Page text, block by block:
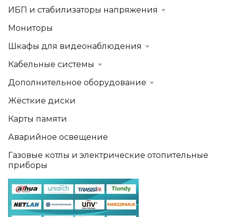
ИБП и стабилизаторы напряжения
Мониторы
Шкафы для видеонаблюдения
Кабельные системы
Дополнительное оборудование
Жёсткие диски
Карты памяти
Аварийное освещение
Газовые котлы и электрические отопительные
приборы